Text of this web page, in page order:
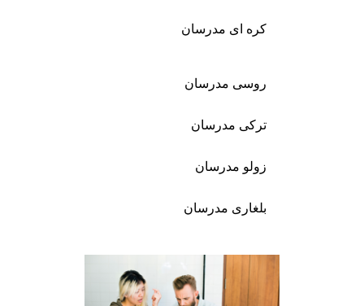
کره ای مدرسان
روسی مدرسان
ترکی مدرسان
زولو مدرسان
بلغاری مدرسان